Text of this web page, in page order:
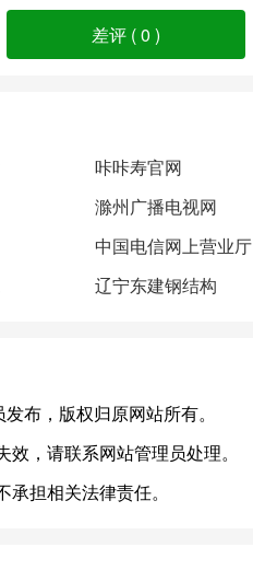
差评 (0 )
咔咔寿官网
滁州广播电视网
中国电信网上营业厅
辽宁东建钢结构
布，版权归原网站所有。
，请联系网站管理员处理。
担相关法律责任。